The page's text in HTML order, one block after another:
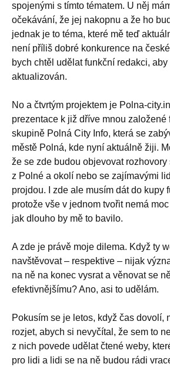
spojenými s tímto tématem. U něj
očekávání, že jej nakopnu a že ho
jednak je to téma, které mě teď
není příliš dobré konkurence na
bych chtěl udělat funkční redakci,
aktualizován.
No a čtvrtým projektem je Polna-
prezentace k již dříve mnou založené
skupině Polná City Info, která se
městě Polná, kde nyní aktuálně žiji.
že se zde budou objevovat
z Polné a okolí nebo se zajímavými
projdou. I zde ale musím dát do kupy
protože vše v jednom tvořit nemá
jak dlouho by mě to bavilo.
A zde je právě moje dilema. Když ty
navštěvovat – respektive – nijak
na ně na konec vysrat a věnovat se
efektivnějšímu? Ano, asi to udělám.
Pokusím se je letos, když čas dovolí,
rozjet, abych si nevyčítal, že sem to
z nich povede udělat čtené weby,
pro lidi a lidi se na ně budou rádi